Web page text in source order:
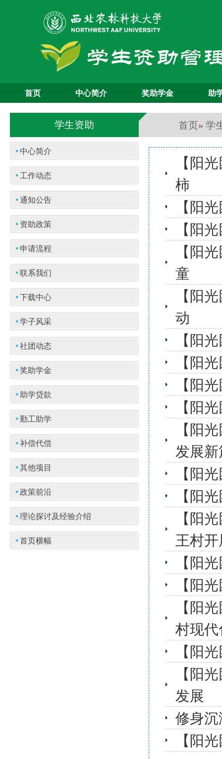
首页 中心简介 奖助学金 助
学生资助 首页» 学
中心简介
工作动态
通知公告
资助政策
申请流程
联系我们
下载中心
学子风采
社团动态
奖助学金
助学贷款
勤工助学
补偿代偿
其他项目
政策前沿
理论探讨及经验介绍
首页横幅
【阳
柿
【阳
【阳
【阳
童
【阳
动
【阳
【阳
【阳
【阳
【阳
发展
【阳
【阳
【阳
王村
【阳
【阳
【阳
村现
【阳
【阳
发展
修身
【阳